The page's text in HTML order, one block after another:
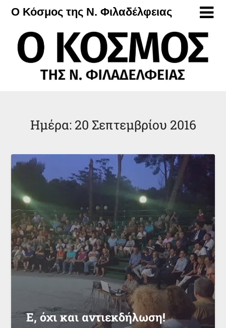
Μετάβαση
περιεχόμενο
Ο Κόσμος της Ν. Φιλαδέλφειας
Ημέρα: 20 Σεπτεμβρίου 2016
Ε, όχι και αντιεκδήλωση!